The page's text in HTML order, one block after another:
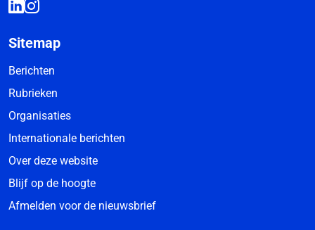
Sitemap
Berichten
Rubrieken
Organisaties
Internationale berichten
Over deze website
Blijf op de hoogte
Afmelden voor de nieuwsbrief